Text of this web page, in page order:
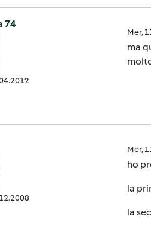
74
Mer,
ma
Mer,
ho
la
la